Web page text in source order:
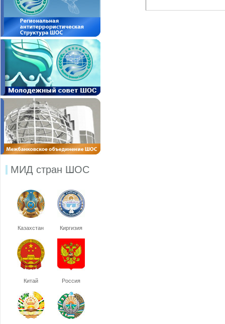
МИД стран ШОС
Казахстан Киргизия
Китай Россия